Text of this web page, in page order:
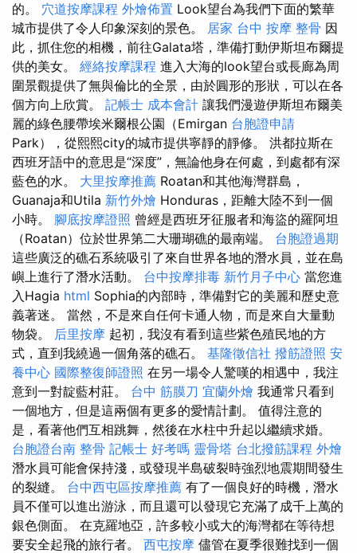
的。 穴道按摩課程 外燴佈置 Look望台為我們下面的繁華
城市提供了令人印象深刻的景色。 居家 台中 按摩 整骨 因
此，抓住您的相機，前往Galata塔，準備打動伊斯坦布爾提
供的美女。 經絡按摩課程 進入大海的look望台或長廊為周
圍景觀提供了無與倫比的全景，由於圓形的形狀，可以在各
個方向上欣賞。 記帳士 成本會計 讓我們漫遊伊斯坦布爾美
麗的綠色腰帶埃米爾根公園（Emirgan 台胞證申請
Park），從熙熙city的城市提供寧靜的靜修。 洪都拉斯在
西班牙語中的意思是“深度”，無論他身在何處，到處都有深
藍色的水。 大里按摩推薦 Roatan和其他海灣群島，
Guanaja和Utila 新竹外燴 Honduras，距離大陸不到一個
小時。 腳底按摩證照 曾經是西班牙征服者和海盜的羅阿坦
（Roatan）位於世界第二大珊瑚礁的最南端。 台胞證過期
這些廣泛的礁石系統吸引了來自世界各地的潛水員，並在島
嶼上進行了潛水活動。 台中按摩排毒 新竹月子中心 當您進
入Hagia html Sophia的內部時，準備對它的美麗和歷史意
義著迷。 當然，不是來自任何卡通人物，而是來自大量動
物袋。 后里按摩 起初，我沒有看到這些紫色殖民地的方
式，直到我繞過一個角落的礁石。 基隆徵信社 撥筋證照 安
養中心 國際整復師證照 在另一場令人驚嘆的相遇中，我注
意到一對靛藍村莊。 台中 筋膜刀 宜蘭外燴 我通常只看到
一個地方，但是這兩個有更多的愛情計劃。 值得注意的
是，看著他們互相跳舞，然後在水柱中升起以繼續求婚。
台胞證台南 整骨 記帳士 好考嗎 靈骨塔 台北撥筋課程 外燴
潛水員可能會保持淺，或發現半島破裂時強烈地震期間發生
的裂縫。 台中西屯區按摩推薦 有了一個良好的時機，潛水
員不僅可以進出游泳，而且還可以發現它充滿了成千上萬的
銀色側面。 在克羅地亞，許多較小或大的海灣都在等待想
要安全起飛的旅行者。 西屯按摩 儘管在夏季很難找到一個